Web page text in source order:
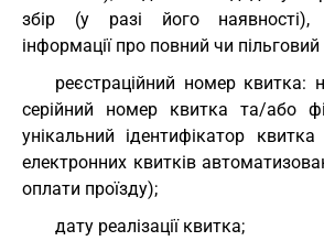
збір (у разі його наявності),
інформації про повний чи
реєстраційний номер квитка:
серійний номер квитка та/або
унікальний ідентифікатор
електронних квитків
оплати проїзду);
дату реалізації квитка;